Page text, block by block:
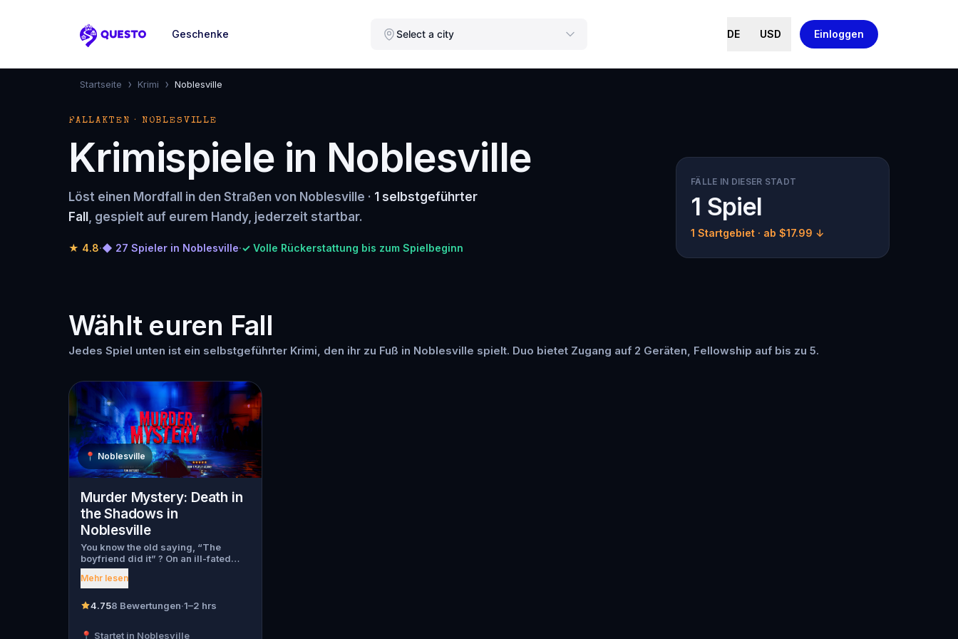
Questo
Select a city
Geschenke DE USD Einloggen
Startseite › Krimi › Noblesville
FALLAKTEN · NOBLESVILLE
Krimispiele in Noblesville
Löst einen Mordfall in den Straßen von Noblesville · 1 selbstgeführter
Fall , gespielt auf eurem Handy, jederzeit startbar.
★ 4.8·◆ 27 Spieler in Noblesville·✓ Volle Rückerstattung bis zum Spielbeginn
FÄLLE IN DIESER STADT
1 Spiel
1 Startgebiet · ab $17.99 ↓
Wählt euren Fall
Jedes Spiel unten ist ein selbstgeführter Krimi, den ihr zu Fuß in Noblesville spielt. Duo bietet Zugang auf 2 Geräten, Fellowship auf bis zu 5.
📍 Noblesville
Murder Mystery: Death in
the Shadows in
Noblesville
You know the old saying, “The
boyfriend did it” ? On an ill-fated
night, love goes terribly wrong for
Bella Wanderlust and Walter Bridges
found dead during a ghost tour led
Mehr lesen
4.758 Bewertungen·1–2 hrs
📍 Startet in Noblesville